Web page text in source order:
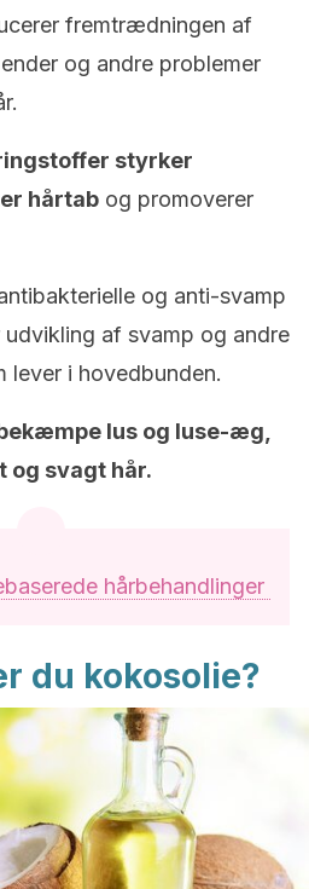
fremtrædningen af
og andre problemer
styrker
hårtab og promoverer
og anti-svamp
af svamp og andre
lever i hovedbunden.
lus og luse-æg,
og svagt hår.
hårbehandlinger
du kokosolie?